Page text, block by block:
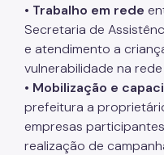
Pessoas com
Famílias
Mulheres Vítimas de
LGBTQIAPN+
• Trabalho em rede
Secretaria de
e atendimento a
vulnerabilidade na
• Mobilização e
prefeitura a
empresas
realização de